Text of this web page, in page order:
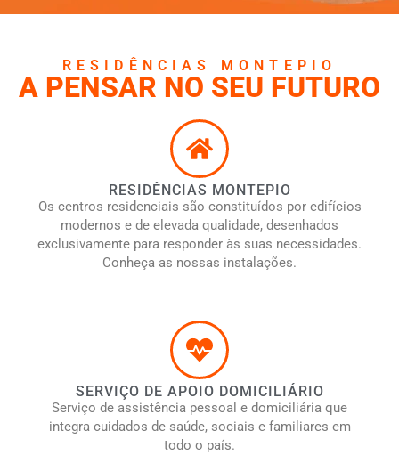
RESIDÊNCIAS MONTEPIO
A PENSAR NO SEU FUTURO
RESIDÊNCIAS MONTEPIO
Os centros residenciais são constituídos por edifícios
modernos e de elevada qualidade, desenhados
exclusivamente para responder às suas necessidades.
Conheça as nossas instalações.
SERVIÇO DE APOIO DOMICILIÁRIO
Serviço de assistência pessoal e domiciliária que
integra cuidados de saúde, sociais e familiares em
todo o país.